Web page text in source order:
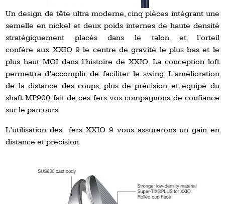
Un design de tête ultra moderne, cinq pièces intégrant une
semelle en nickel et deux poids internes de haute densité
stratégiquement placés dans le talon et l’orteil
confère aux XXIO 9 le centre de gravité le plus bas et le
plus haut MOI dans l’histoire de XXIO. La conception loft
permettra d’accomplir de faciliter le swing. L’amélioration
de la distance des coups, plus de précision et équipé du
shaft MP900 fait de ces fers vos compagnons de confiance
sur le parcours.
L’utilisation des fers XXIO 9 vous assurerons un gain en
distance et précision